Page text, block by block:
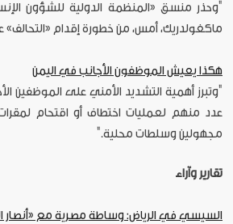
"وحذر منسق «المنظمة الدولية للشؤون
ماكغولدريك، أمس، من خطورة إقدام
هكذا يعيش الموظفون الأجانب في اليمن
"وتبرز أهمية التشديد الأمني على الموظفين
عدد منهم لعمليات اختطاف أو اقتحام
مجهولين وسلطات محلية."
تقارير وآراء
السيسي في الرياض: وساطة مصرية مع «أنصار